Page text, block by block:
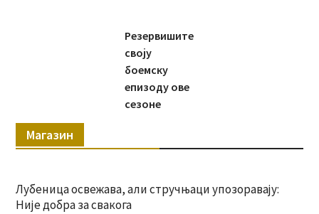
Резервишите
своју
боемску
епизоду ове
сезоне
Магазин
Лубеница освежава, али стручњаци упозоравају:
Није добра за свакога